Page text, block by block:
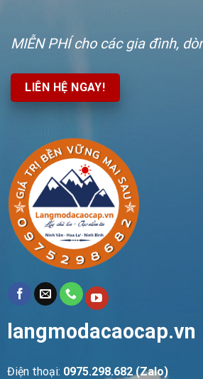
MIỄN PHÍ cho các gia đình,
LIÊN HỆ NGAY!
langmodacaocap.vn
Điện thoại: 0975.298.682 (Zalo)